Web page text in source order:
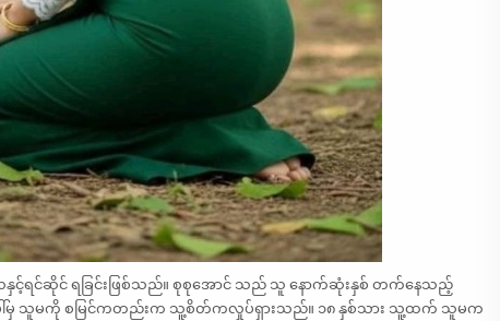
င့်ရင်ဆိုင် ရခြင်းဖြစ်သည်။ စုစုအောင် သည် သူ နောက်ဆုံးနှစ် တက်နေသည့်
ပေါ်မှ သူမကို စမြင်ကတည်းက သူ့စိတ်ကလှုပ်ရှားသည်။ ၁၈ နှစ်သား သူ့ထက် သူမက